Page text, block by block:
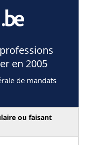
en 2005
de mandats
ou faisant